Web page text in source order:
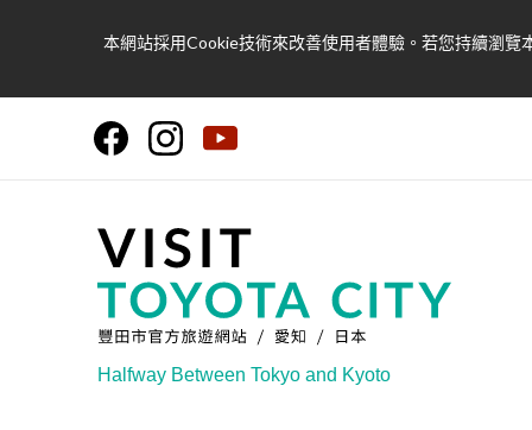
本網站採用Cookie技術來改善使用者體驗。若您持續瀏覽
Halfway Between Tokyo and Kyoto